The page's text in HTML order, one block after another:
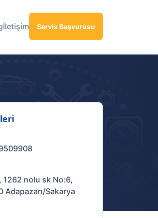
İletişim Servis Başvurusu
1262 nolu sk No:6,
Adapazarı/Sakarya